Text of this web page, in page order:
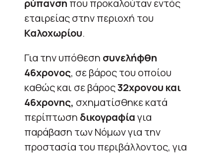
ρύπανση που προκαλούταν εντός
εταιρείας στην περιοχή του
Καλοχωρίου.
Για την υπόθεση συνελήφθη
46χρονος, σε βάρος του οποίου
καθώς και σε βάρος32χρονου και
46χρονης, σχηματίσθηκε κατά
περίπτωση δικογραφίαγια
παράβαση των Νόμων για την
προστασία του περιβάλλοντος, για